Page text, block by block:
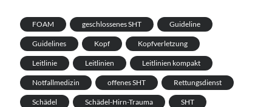
FOAM geschlossenes SHT Guideline
Guidelines Kopf Kopfverletzung
Leitlinie Leitlinien Leitlinien kompakt
Notfallmedizin offenes SHT Rettungsdienst
Schädel Schädel-Hirn-Trauma SHT